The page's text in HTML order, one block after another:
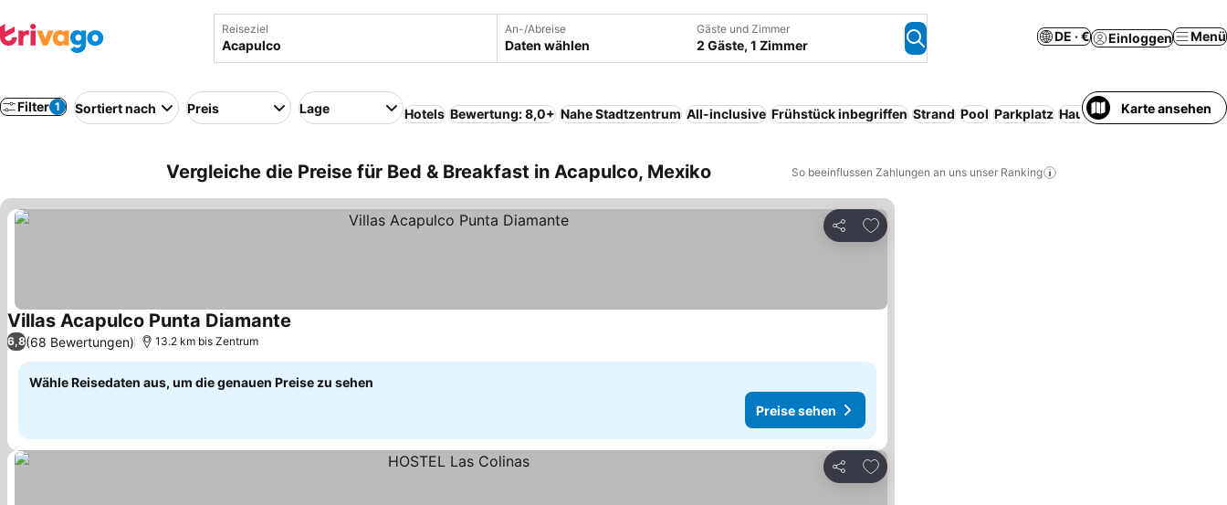
Reiseziel An-/Abreise
Daten wählen
Gäste und Zimmer
2 Gäste, 1 Zimmer
DE · € Einloggen Menü
Filter 1 Sortiert nach Preis Lage Hotels Bewertung: 8,0+ Nahe Stadtzentrum All-inclusive Frühstück inbegriffen Strand Pool Parkplatz Haustiere erlaubt WLAN
Karte ansehen
Vergleiche die Preise für Bed & Breakfast in Acapulco, Mexiko So beeinflussen Zahlungen an uns unser Ranking
Teilen
Zu Favoriten hinzufügen
Villas Acapulco Punta Diamante
6,8(68 Bewertungen) 13.2 km bis Zentrum
Wähle Reisedaten aus, um die genauen Preise zu sehen
Preise sehen
Teilen
Zu Favoriten hinzufügen